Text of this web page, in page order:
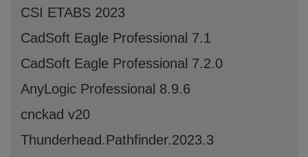
CSI ETABS 2023
CadSoft Eagle Professional 7.1
CadSoft Eagle Professional 7.2.0
AnyLogic Professional 8.9.6
cnckad v20
Thunderhead.Pathfinder.2023.3